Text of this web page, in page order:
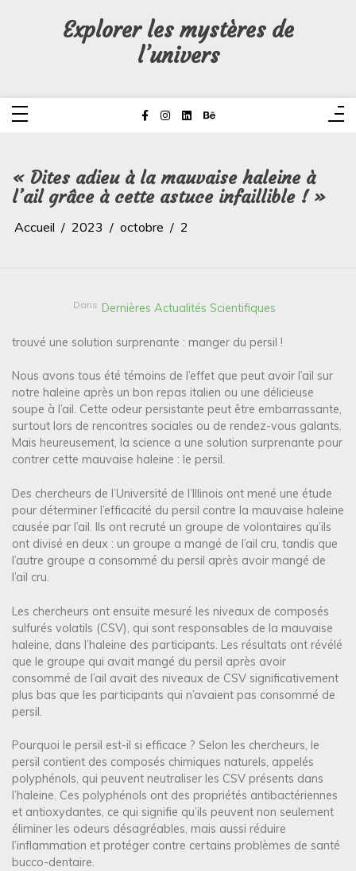
Explorer les mystères de
l’univers
« Dites adieu à la mauvaise haleine à
l’ail grâce à cette astuce infaillible ! »
Accueil 2023 octobre 2
Dans Dernières Actualités Scientifiques
trouvé une solution surprenante : manger du persil !
Nous avons tous été témoins de l’effet que peut avoir l’ail sur
notre haleine après un bon repas italien ou une délicieuse
soupe à l’ail. Cette odeur persistante peut être embarrassante,
surtout lors de rencontres sociales ou de rendez-vous galants.
Mais heureusement, la science a une solution surprenante pour
contrer cette mauvaise haleine : le persil.
Des chercheurs de l’Université de l’Illinois ont mené une étude
pour déterminer l’efficacité du persil contre la mauvaise haleine
causée par l’ail. Ils ont recruté un groupe de volontaires qu’ils
ont divisé en deux : un groupe a mangé de l’ail cru, tandis que
l’autre groupe a consommé du persil après avoir mangé de
l’ail cru.
Les chercheurs ont ensuite mesuré les niveaux de composés
sulfurés volatils (CSV), qui sont responsables de la mauvaise
haleine, dans l’haleine des participants. Les résultats ont révélé
que le groupe qui avait mangé du persil après avoir
consommé de l’ail avait des niveaux de CSV significativement
plus bas que les participants qui n’avaient pas consommé de
persil.
Pourquoi le persil est-il si efficace ? Selon les chercheurs, le
persil contient des composés chimiques naturels, appelés
polyphénols, qui peuvent neutraliser les CSV présents dans
l’haleine. Ces polyphénols ont des propriétés antibactériennes
et antioxydantes, ce qui signifie qu’ils peuvent non seulement
éliminer les odeurs désagréables, mais aussi réduire
l’inflammation et protéger contre certains problèmes de santé
bucco-dentaire.